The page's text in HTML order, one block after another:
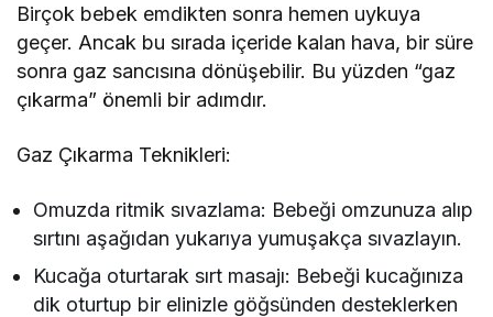
Birçok bebek emdikten sonra hemen uykuya
geçer. Ancak bu sırada içeride kalan hava, bir süre
sonra gaz sancısına dönüşebilir. Bu yüzden “gaz
çıkarma” önemli bir adımdır.
Gaz Çıkarma Teknikleri:
Omuzda ritmik sıvazlama: Bebeği omzunuza alıp
sırtını aşağıdan yukarıya yumuşakça sıvazlayın.
Kucağa oturtarak sırt masajı: Bebeği kucağınıza
dik oturtup bir elinizle göğsünden desteklerken